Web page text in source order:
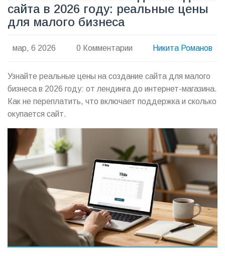
сайта в 2026 году: реальные цены
для малого бизнеса
мар, 6 2026 0 Комментарии Никита Романов
Узнайте реальные цены на создание сайта для малого
бизнеса в 2026 году: от лендинга до интернет-магазина.
Как не переплатить, что включает поддержка и сколько
окупается сайт.